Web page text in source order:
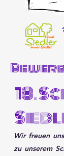
18.
Wir freuen
zu unserem